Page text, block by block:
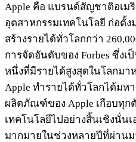
Apple คือ แบรนด์สัญชาติอเ
อุตสาหกรรมเทคโนโลยี ก่อตั้ง
สร้างรายได้ทั่วโลกกว่า
การจัดอันดับของ Forbes ซึ่ง
หนึ่งที่มีรายได้สูงสุดในโลกม
Apple ทำรายได้ทั่วโลกได้ม
ผลิตภัณฑ์ของ Apple เกือบทุก
เทคโนโลยีไปอย่างสิ้นเชิงนั่น
มากมายในช่วงหลายปีที่ผ่านม